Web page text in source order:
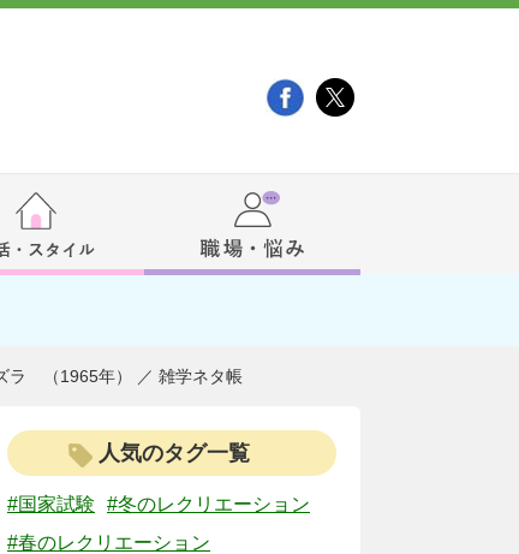
ラ （1965年） ／ 雑学ネタ帳
人気のタグ一覧
#国家試験
#冬のレクリエーション
#春のレクリエーション